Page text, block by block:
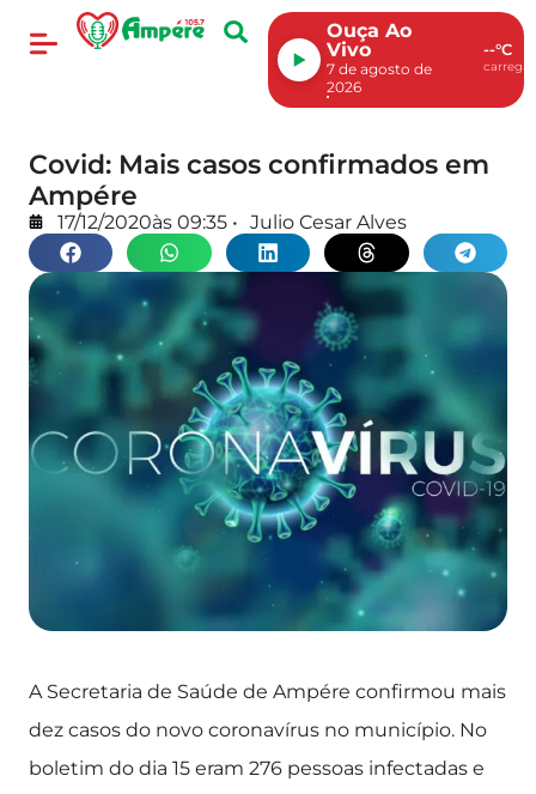
Ouça Ao
Vivo
7 de agosto de
2026
--°C
Covid: Mais casos confirmados em
Ampére
17/12/2020às 09:35 • Julio Cesar Alves
A Secretaria de Saúde de Ampére confirmou mais
dez casos do novo coronavírus no município. No
boletim do dia 15 eram 276 pessoas infectadas e